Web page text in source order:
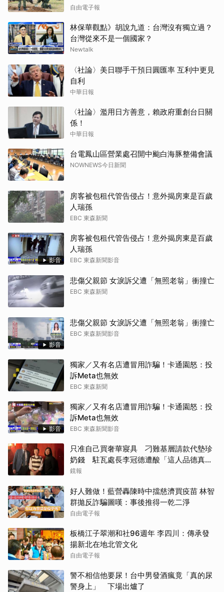
自由電子報
林保華觀點》胡說九道：台灣沒有獨立過？
台灣從來不是一個國家？
Newtalk
〈社論〉美日聯手干預日圓匯率 互利中更見
自利
中華日報
〈社論〉濫用日方善意，賴政府重創台日關
係！
中華日報
台電鳳山區營業處召開中颱白海豚整備會議
NOWNEWS今日新聞
房客被包租代管告侵占！意外揭房東是百歲
人瑞孫
EBC 東森新聞
影音
房客被包租代管告侵占！意外揭房東是百歲
人瑞孫
EBC 東森新聞影音
悲傷父親節 女淚訴父遭「無照老翁」衝撞亡
EBC 東森新聞
影音
悲傷父親節 女淚訴父遭「無照老翁」衝撞亡
EBC 東森新聞影音
獨家／又有名店遭冒用詐騙！卡通園怒：投
訴Meta也無效
EBC 東森新聞
影音
獨家／又有名店遭冒用詐騙！卡通園怒：投
訴Meta也無效
EBC 東森新聞影音
只准自己買奢華寢具 刁難基層請款代墊珍
奶錢 駐瓦處長李冠德遭酸「這人品德真的
冠軍」
鏡報
好人難做！藍營轟陳時中擋慈濟買疫苗 林智
群拋反詐騙圖嘆：事後推得一乾二淨
自由電子報
板橋江子翠潮和社96週年 李四川：傳承發
揚新北在地北管文化
自由電子報
警不相信他要尿！台中男發酒瘋竟「真的尿
警身上」 下場出爐了